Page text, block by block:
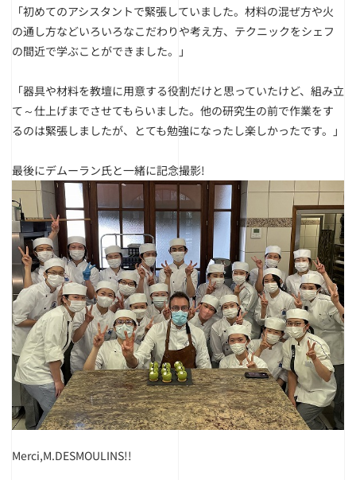
「初めてのアシスタントで緊張していました。材料の混ぜ方や火
の通し方などいろいろなこだわりや考え方、テクニックをシェフ
の間近で学ぶことができました。」
「器具や材料を教壇に用意する役割だけと思っていたけど、組み立
て～仕上げまでさせてもらいました。他の研究生の前で作業をす
るのは緊張しましたが、とても勉強になったし楽しかったです。」
最後にデムーラン氏と一緒に記念撮影!
Merci,M.DESMOULINS!!